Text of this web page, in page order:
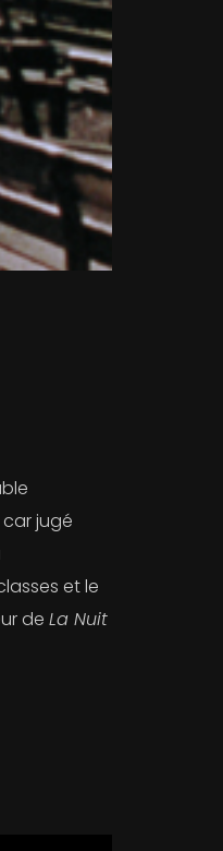
jugé
et le
de La Nuit